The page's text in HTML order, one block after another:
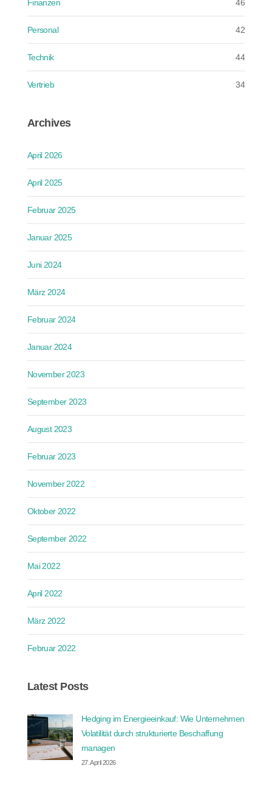
Finanzen 46
Personal 42
Technik 44
Vertrieb 34
Archives
April 2026
April 2025
Februar 2025
Januar 2025
Juni 2024
März 2024
Februar 2024
Januar 2024
November 2023
September 2023
August 2023
Februar 2023
November 2022
Oktober 2022
September 2022
Mai 2022
April 2022
März 2022
Februar 2022
Latest Posts
Hedging im Energieeinkauf: Wie Unternehmen
Volatilität durch strukturierte Beschaffung
managen
27. April 2026